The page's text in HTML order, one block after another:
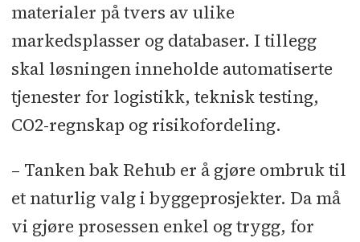
materialer på tvers av ulike
markedsplasser og databaser. I tillegg
skal løsningen inneholde automatiserte
tjenester for logistikk, teknisk testing,
CO2-regnskap og risikofordeling.
– Tanken bak Rehub er å gjøre ombruk til
et naturlig valg i byggeprosjekter. Da må
vi gjøre prosessen enkel og trygg, for